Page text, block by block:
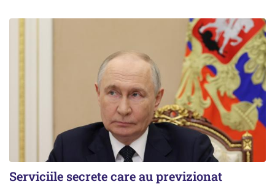
Serviciile secrete care au previzionat